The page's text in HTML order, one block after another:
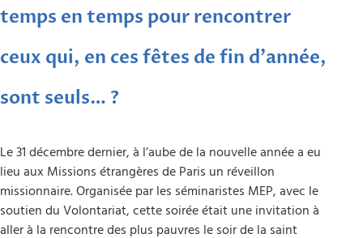
temps en temps pour rencontrer
ceux qui, en ces fêtes de fin d’année,
sont seuls… ?
Le 31 décembre dernier, à l’aube de la nouvelle année a eu
lieu aux Missions étrangères de Paris un réveillon
missionnaire. Organisée par les séminaristes MEP, avec le
soutien du Volontariat, cette soirée était une invitation à
aller à la rencontre des plus pauvres le soir de la saint